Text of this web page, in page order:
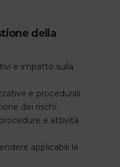
della
e impatto sulla
e procedurali
dei rischi.
e attività
applicabili le